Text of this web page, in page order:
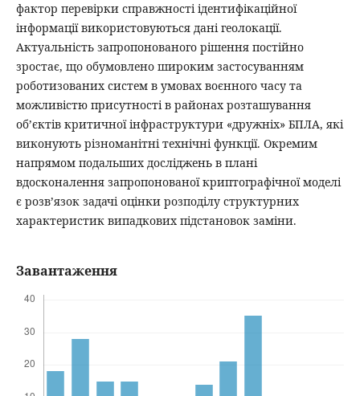
фактор перевірки справжності ідентифікаційної
інформації використовуються дані геолокації.
Актуальність запропонованого рішення постійно
зростає, що обумовлено широким застосуванням
роботизованих систем в умовах воєнного часу та
можливістю присутності в районах розташування
об’єктів критичної інфраструктури «дружніх» БПЛА, які
виконують різноманітні технічні функції. Окремим
напрямом подальших досліджень в плані
вдосконалення запропонованої криптографічної моделі
є розв’язок задачі оцінки розподілу структурних
характеристик випадкових підстановок заміни.
Завантаження